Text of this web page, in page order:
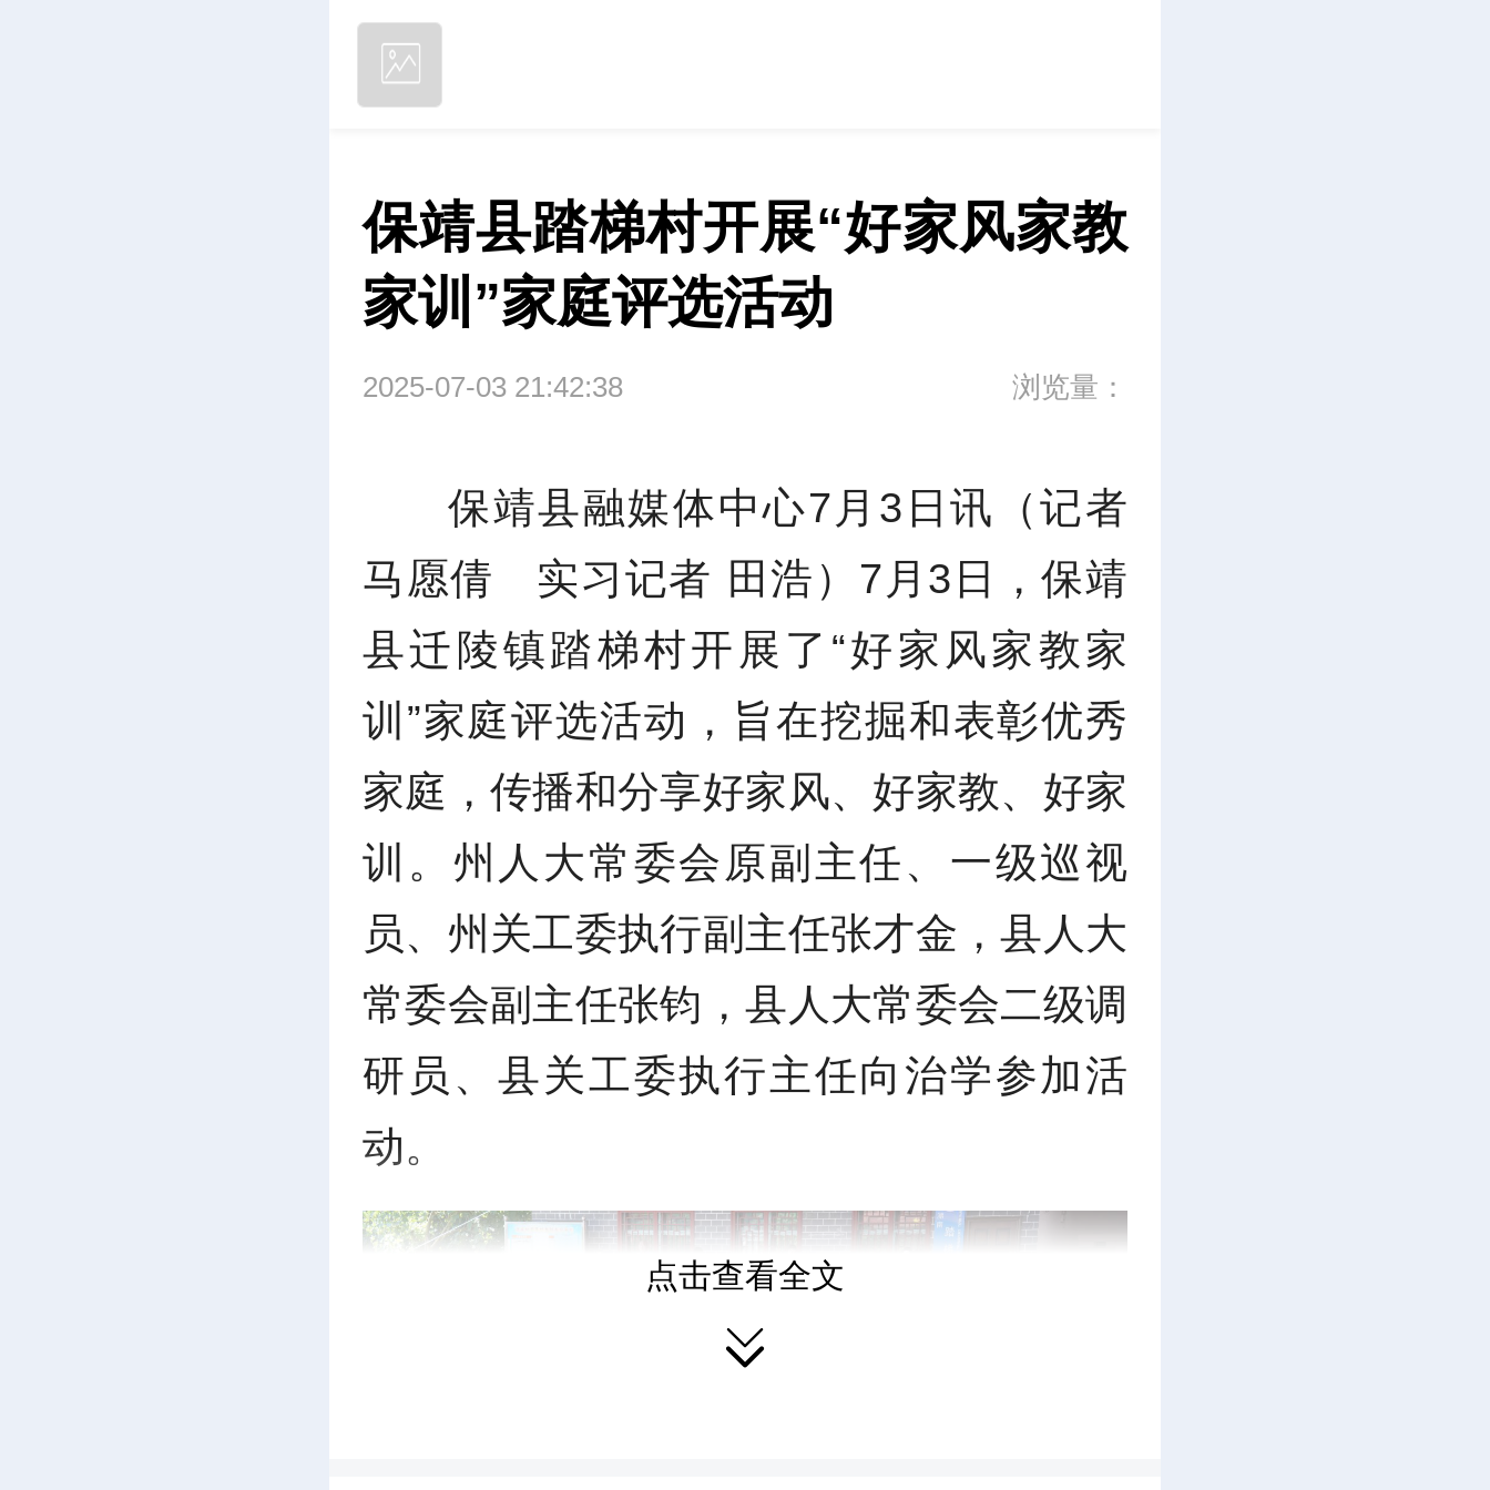
保靖县踏梯村开展“好家风家教
家训”家庭评选活动
2025-07-03 21:42:38 浏览量：
保靖县融媒体中心7月3日讯（记者
马愿倩 实习记者 田浩） 7月3日，保靖
县迁陵镇踏梯村开展了“好家风家教家
训”家庭评选活动，旨在挖掘和表彰优秀
家庭，传播和分享好家风、好家教、好家
训。州人大常委会原副主任、一级巡视
员、州关工委执行副主任张才金，县人大
常委会副主任张钧，县人大常委会二级调
研员、县关工委执行主任向治学参加活
动。
点击查看全文
